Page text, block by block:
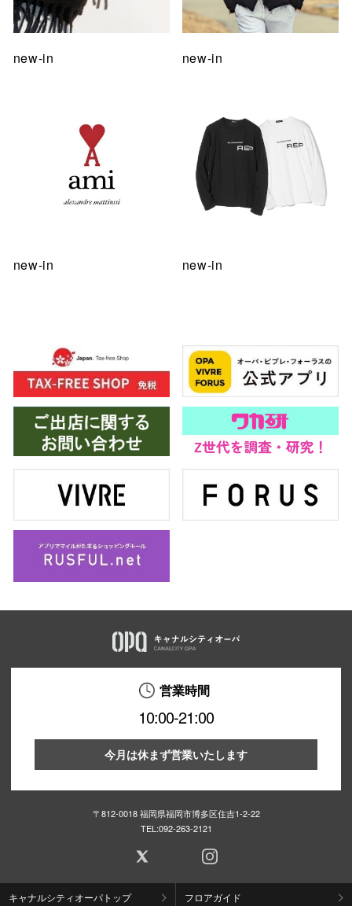
new-in new-in
new-in new-in
営業時間
10:00-21:00
今月は休まず営業いたします
〒812-0018 福岡県福岡市博多区住吉1-2-22
TEL:092-263-2121
キャナルシティオーパトップ フロアガイド